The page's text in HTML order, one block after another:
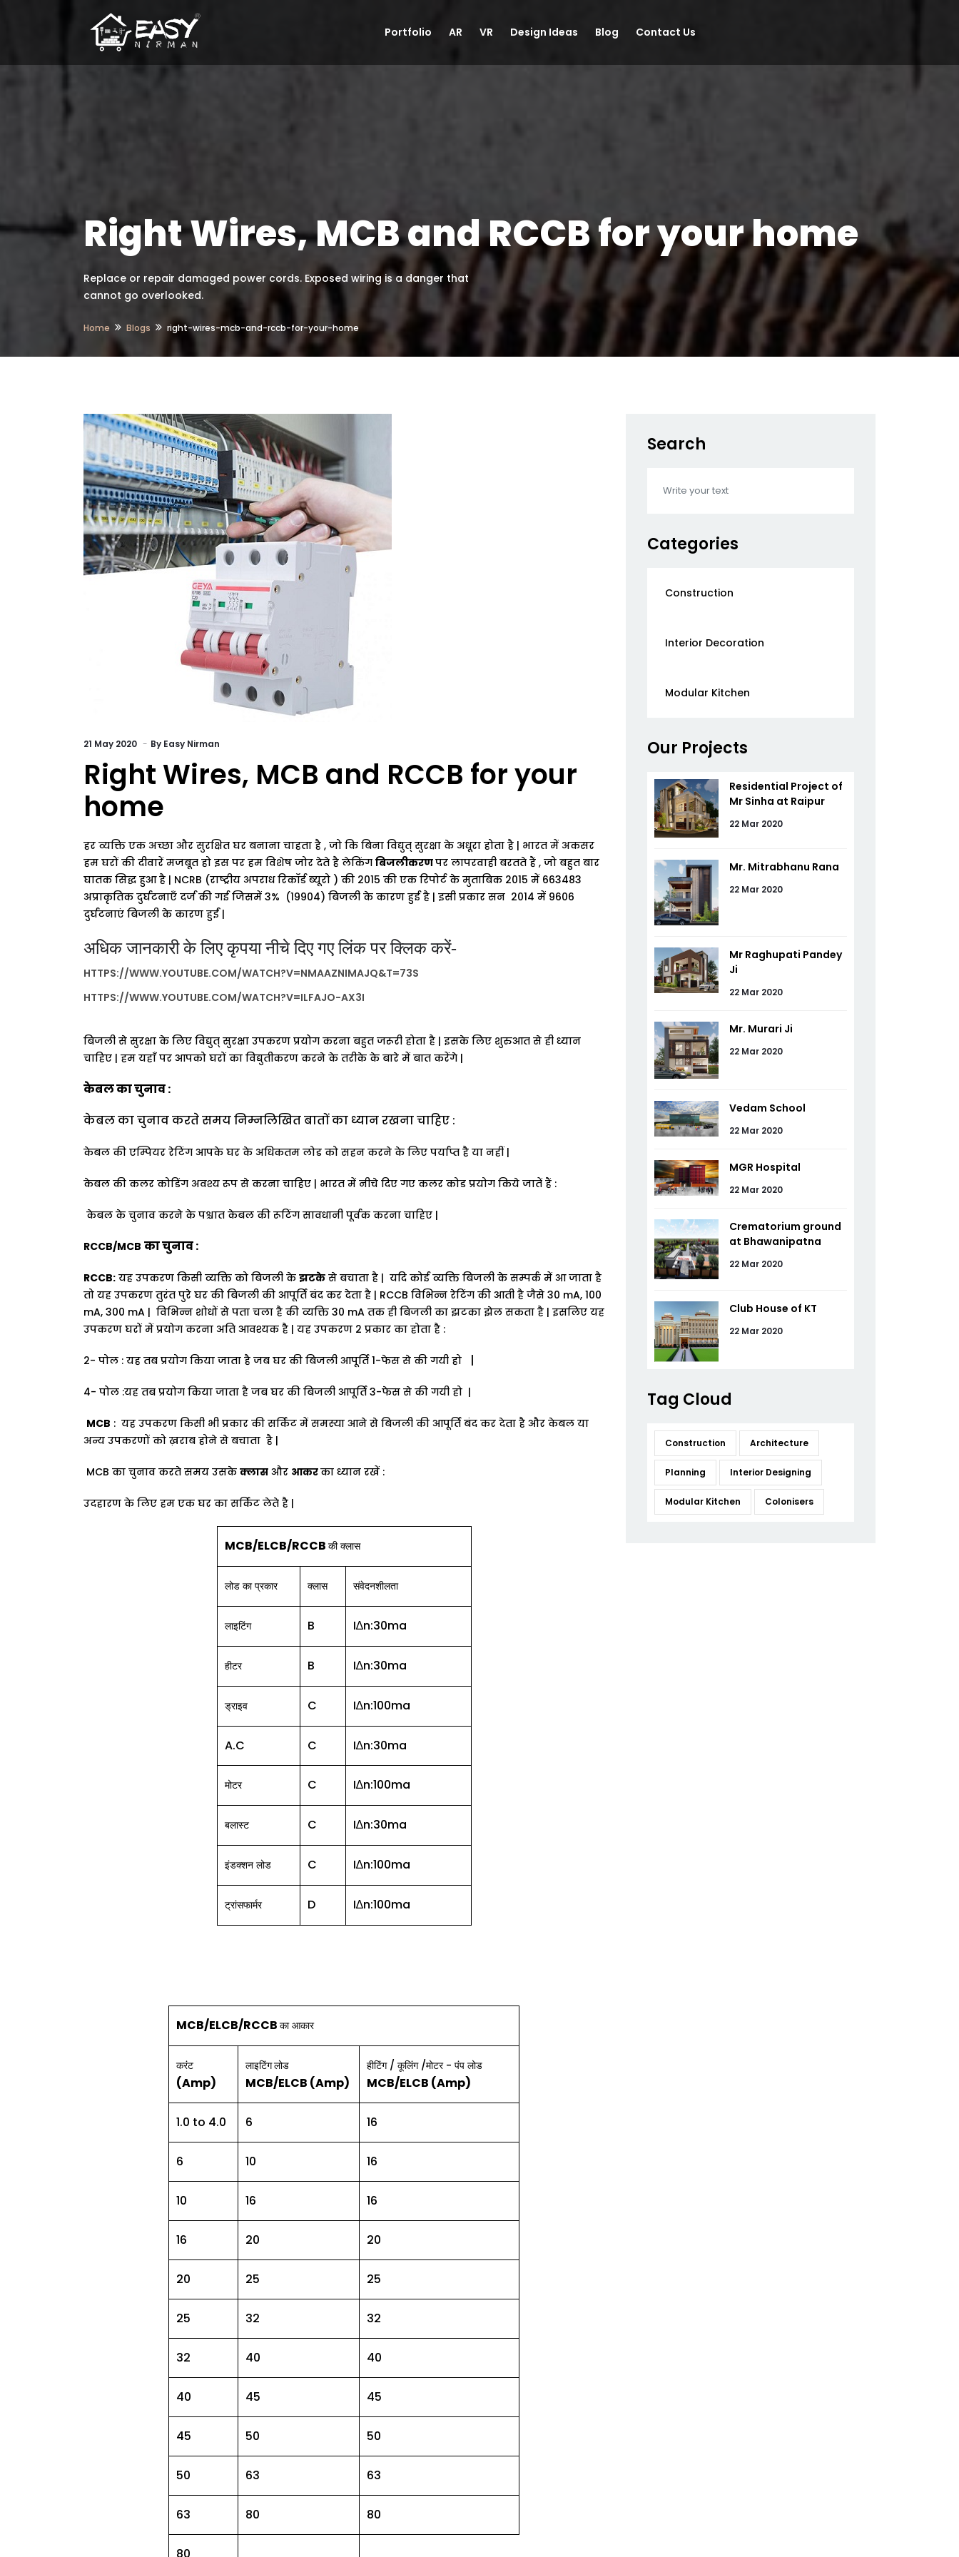
Portfolio AR VR Design Ideas Blog Contact Us
Right Wires, MCB and RCCB for your home
Replace or repair damaged power cords. Exposed wiring is a danger that
cannot go overlooked.
Home Blogs right-wires-mcb-and-rccb-for-your-home
21 May 2020 By Easy Nirman
Right Wires, MCB and RCCB for your
home
हर व्यक्ति एक अच्छा और सुरक्षित घर बनाना चाहता है , जो कि बिना विद्युत् सुरक्षा के अधूरा होता है | भारत में अकसर
हम घरों की दीवारें मजबूत हो इस पर हम विशेष जोर देते है लेकिंग बिजलीकरणपर लापरवाही बरतते हैं , जो बहुत बार
घातक सिद्ध हुआ है | NCRB (राष्ट्रीय अपराध रिकॉर्ड ब्यूरो ) की 2015 की एक रिपोर्ट के मुताबिक 2015 में 663483
अप्राकृतिक दुर्घटनाएँ दर्ज की गई जिसमें 3% (19904) बिजली के कारण हुई है | इसी प्रकार सन 2014 में 9606
दुर्घटनाएं बिजली के कारण हुईं|
अधिक जानकारी के लिए कृपया नीचे दिए गए लिंक पर क्लिक करें-
HTTPS://WWW.YOUTUBE.COM/WATCH?V=NMAAZNIMAJQ&T=73S
HTTPS://WWW.YOUTUBE.COM/WATCH?V=ILFAJO-AX3I
बिजली से सुरक्षा के लिए विद्युत् सुरक्षा उपकरण प्रयोग करना बहुत जरूरी होता है | इसके लिए शुरुआत से ही ध्यान
चाहिए | हम यहाँ पर आपको घरों का विद्युतीकरण करने के तरीके के बारे में बात करेंगे |
केबलकाचुनाव:
केबलकाचुनावकरतेसमयनिम्नलिखितबातोंका ध्यानरखनाचाहिए :
केबल की एम्पियर रेटिंग आपके घर के अधिकतम लोड को सहन करने के लिए पर्याप्त है या नहीं |
केबल की कलर कोडिंग अवश्य रूप से करना चाहिए | भारत में नीचे दिए गए कलर कोड प्रयोग किये जातें हैं :
केबल के चुनाव करने के पश्चात केबल की रूटिंग सावधानी पूर्वक करना चाहिए |
RCCB/MCB काचुनाव:
RCCB: यह उपकरण किसी व्यक्ति को बिजली के झटके से बचाता है | यदि कोई व्यक्ति बिजली के सम्पर्क में आ जाता है
तो यह उपकरण तुरंत पुरे घर की बिजली की आपूर्ति बंद कर देता है | RCCB विभिन्न रेटिंग की आती है जैसे 30 mA, 100
mA, 300 mA | विभिन्न शोधों से पता चला है की व्यक्ति 30 mA तक ही बिजली का झटका झेल सकता है | इसलिए यह
उपकरण घरों में प्रयोग करना अति आवश्यक है | यह उपकरण 2 प्रकार का होता है :
2- पोल : यह तब प्रयोग किया जाता है जब घर की बिजली आपूर्ति1-फेस से की गयी हो |
4- पोल :यह तब प्रयोग किया जाता है जब घर की बिजली आपूर्ति3-फेस से की गयी हो |
MCB : यह उपकरण किसी भी प्रकार की सर्किट में समस्या आने से बिजली की आपूर्ति बंद कर देता है और केबल या
अन्य उपकरणों को ख़राब होने से बचाता है |
MCB का चुनाव करते समय उसके क्लास और आकरका ध्यान रखें :
उदहारण के लिए हम एक घर का सर्किट लेते है |
MCB/ELCB/RCCB की क्लास
लोड का प्रकार क्लास संवेदनशीलता
लाइटिंग B I∆n:30ma
हीटर B I∆n:30ma
ड्राइव C I∆n:100ma
A.C C I∆n:30ma
मोटर C I∆n:100ma
बलास्ट C I∆n:30ma
इंडक्शन लोड C I∆n:100ma
ट्रांसफार्मर D I∆n:100ma
MCB/ELCB/RCCB का आकार
करंट
(Amp)
लाइटिंग लोड
MCB/ELCB (Amp)
हीटिंग/ कूलिंग/मोटर- पंप लोड
MCB/ELCB (Amp)
1.0 to 4.0 6 16
6 10 16
10 16 16
16 20 20
20 25 25
25 32 32
32 40 40
40 45 45
45 50 50
50 63 63
63 80 80
Search
Categories
Construction
Interior Decoration
Modular Kitchen
Our Projects
Residential Project of
Mr Sinha at Raipur
22 Mar 2020
Mr. Mitrabhanu Rana
22 Mar 2020
Mr Raghupati Pandey
Ji
22 Mar 2020
Mr. Murari Ji
22 Mar 2020
Vedam School
22 Mar 2020
MGR Hospital
22 Mar 2020
Crematorium ground
at Bhawanipatna
22 Mar 2020
Club House of KT
22 Mar 2020
Tag Cloud
Construction Architecture
Planning Interior Designing
Modular Kitchen Colonisers